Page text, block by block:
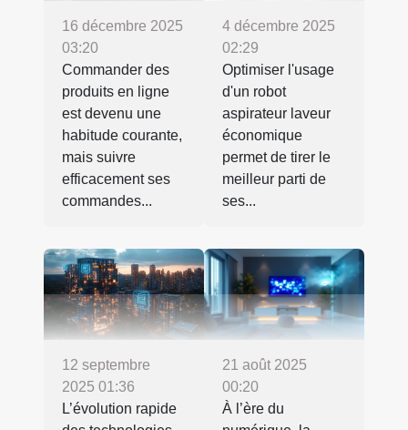
16 décembre 2025
03:20
Commander des
produits en ligne
est devenu une
habitude courante,
mais suivre
efficacement ses
commandes...
4 décembre 2025
02:29
Optimiser l'usage
d'un robot
aspirateur laveur
économique
permet de tirer le
meilleur parti de
ses...
12 septembre
2025 01:36
L’évolution rapide
21 août 2025
00:20
À l’ère du